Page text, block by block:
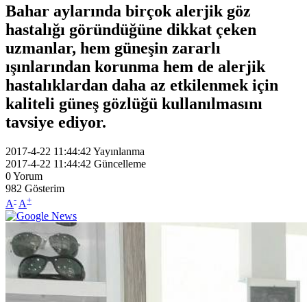
Bahar aylarında birçok alerjik göz
hastalığı göründüğüne dikkat çeken
uzmanlar, hem güneşin zararlı
ışınlarından korunma hem de alerjik
hastalıklardan daha az etkilenmek için
kaliteli güneş gözlüğü kullanılmasını
tavsiye ediyor.
2017-4-22 11:44:42 Yayınlanma
2017-4-22 11:44:42 Güncelleme
0Yorum
982 Gösterim
A- A+